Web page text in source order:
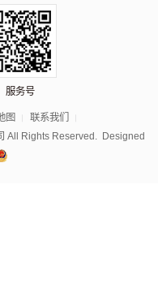
服务号
图
联系我们
All Rights Reserved. Designed